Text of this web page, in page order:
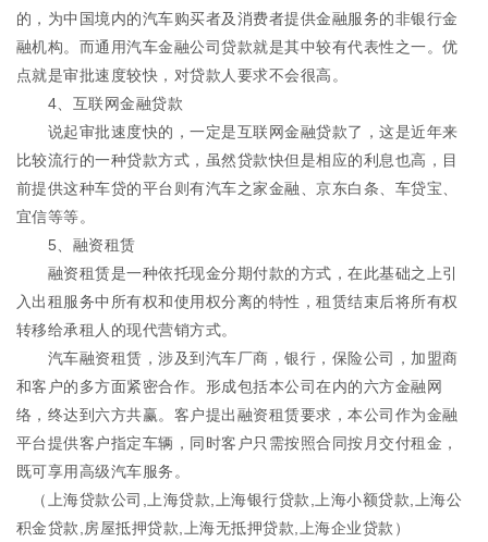
的，为中国境内的汽车购买者及消费者提供金融服务的非银行金
融机构。而通用汽车金融公司贷款就是其中较有代表性之一。优
点就是审批速度较快，对贷款人要求不会很高。
4、互联网金融贷款
说起审批速度快的，一定是互联网金融贷款了，这是近年来
比较流行的一种贷款方式，虽然贷款快但是相应的利息也高，目
前提供这种车贷的平台则有汽车之家金融、京东白条、车贷宝、
宜信等等。
5、融资租赁
融资租赁是一种依托现金分期付款的方式，在此基础之上引
入出租服务中所有权和使用权分离的特性，租赁结束后将所有权
转移给承租人的现代营销方式。
汽车融资租赁，涉及到汽车厂商，银行，保险公司，加盟商
和客户的多方面紧密合作。形成包括本公司在内的六方金融网
络，终达到六方共赢。客户提出融资租赁要求，本公司作为金融
平台提供客户指定车辆，同时客户只需按照合同按月交付租金，
既可享用高级汽车服务。
（
上海贷款公司 ,上海贷款,上海银行贷款, 上海小额贷款 ,上海公
积金贷款,房屋抵押贷款,上海无抵押贷款,
上海企业贷款 ）